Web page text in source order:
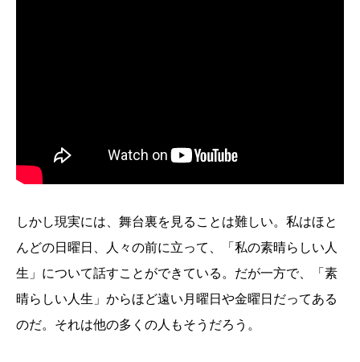
しかし現実には、舞台裏を見ることは難しい。私はほと
んどの日曜日、人々の前に立って、「私の素晴らしい人
生」について話すことができている。だが一方で、「素
晴らしい人生」からほど遠い月曜日や金曜日だってある
のだ。それは他の多くの人もそうだろう。